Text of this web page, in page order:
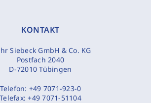
KONTAKT
Siebeck GmbH & Co. KG
Postfach 2040
D-72010 Tübingen
Telefon: +49 7071-923-0
Telefax:+49 7071-51104